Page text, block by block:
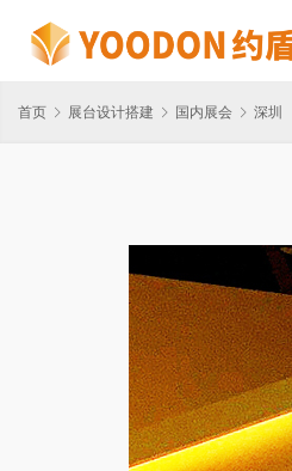
首页 展台设计搭建 国内展会 深圳